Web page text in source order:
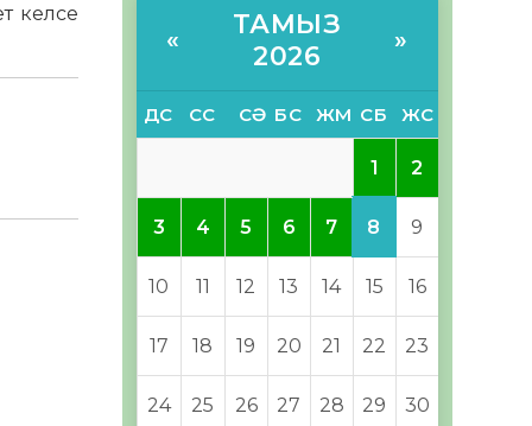
келсе
«
ТАМЫЗ
2026
»
ДС СС СӘ БС ЖМ СБ ЖС
1 2
3 4 5 6 7 8 9
10 11 12 13 14 15 16
17 18 19 20 21 22 23
24 25 26 27 28 29 30